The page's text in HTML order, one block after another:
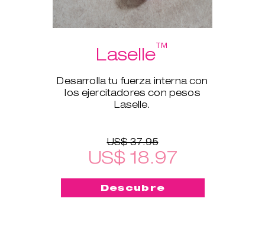
Laselle™
Desarrolla tu fuerza interna con
los ejercitadores con pesos
Laselle.
US$ 37.95
US$ 18.97
Descubre